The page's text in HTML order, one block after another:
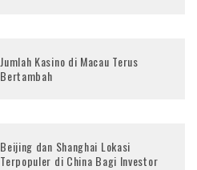
Jumlah Kasino di Macau Terus
Bertambah
Beijing dan Shanghai Lokasi
Terpopuler di China Bagi Investor